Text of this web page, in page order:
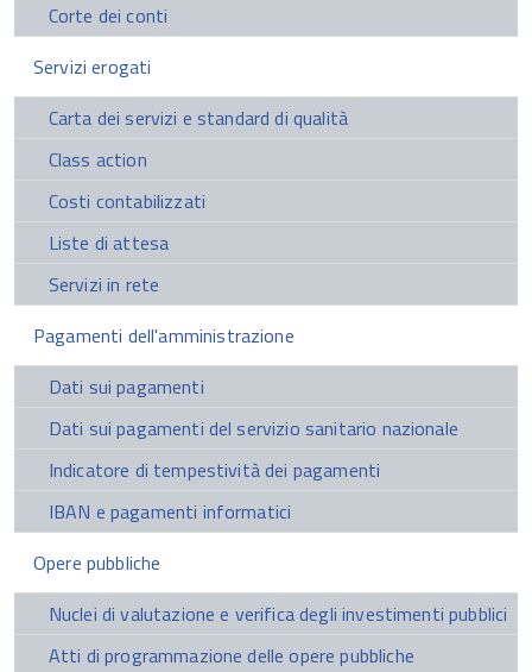
Corte dei conti
Servizi erogati
Carta dei servizi e standard di qualità
Class action
Costi contabilizzati
Liste di attesa
Servizi in rete
Pagamenti dell'amministrazione
Dati sui pagamenti
Dati sui pagamenti del servizio sanitario nazionale
Indicatore di tempestività dei pagamenti
IBAN e pagamenti informatici
Opere pubbliche
Nuclei di valutazione e verifica degli investimenti pubblici
Atti di programmazione delle opere pubbliche